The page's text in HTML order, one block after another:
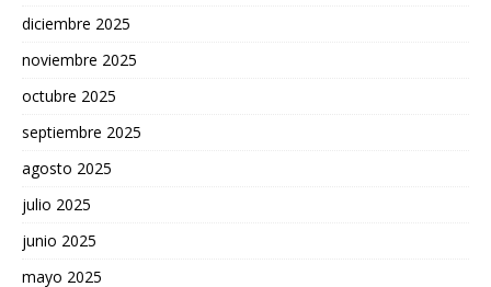
diciembre 2025
noviembre 2025
octubre 2025
septiembre 2025
agosto 2025
julio 2025
junio 2025
mayo 2025